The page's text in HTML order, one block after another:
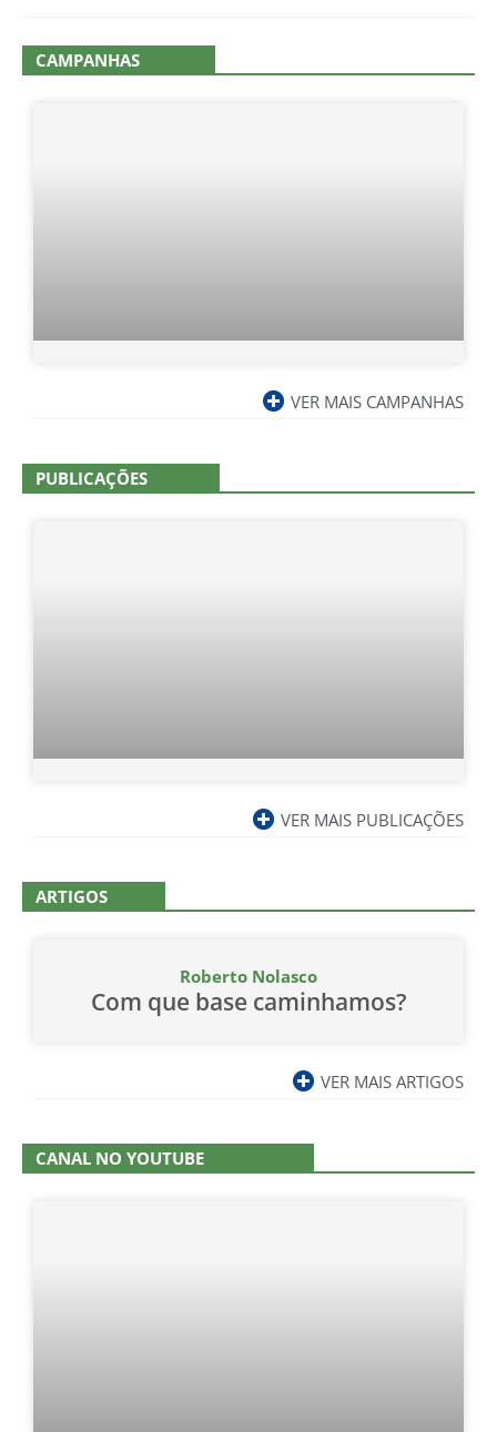
CAMPANHAS
VER MAIS CAMPANHAS
PUBLICAÇÕES
VER MAIS PUBLICAÇÕES
ARTIGOS
Roberto Nolasco
Com que base caminhamos?
VER MAIS ARTIGOS
CANAL NO YOUTUBE